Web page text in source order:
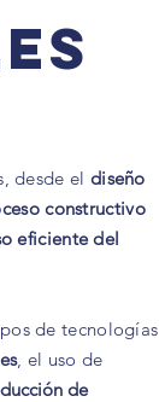
desde el diseño
constructivo
eficiente del
de tecnologías
, el uso de
de